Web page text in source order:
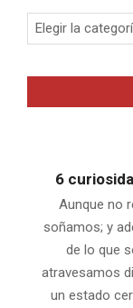
Categorias
6
Aunque no
soñamos; y
de lo que
atravesamos
un estado